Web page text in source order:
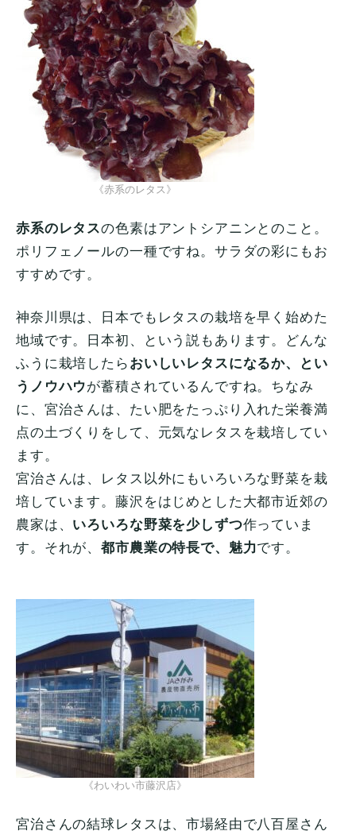
《赤系のレタス》
赤系のレタスの色素はアントシアニンとのこと。
ポリフェノールの一種ですね。サラダの彩にもお
すすめです。
神奈川県は、日本でもレタスの栽培を早く始めた
地域です。日本初、という説もあります。どんな
ふうに栽培したら おいしいレタスになるか、とい
うノウハウが蓄積されているんですね。ちなみ
に、宮治さんは、たい肥をたっぷり入れた栄養満
点の土づくりをして、元気なレタスを栽培してい
ます。
宮治さんは、レタス以外にもいろいろな野菜を栽
培しています。藤沢をはじめとした大都市近郊の
農家は、 いろいろな野菜を少しずつ作っていま
す。それが、都市農業の特長で、魅力です。
《わいわい市藤沢店》
宮治さんの結球レタスは、市場経由で八百屋さん